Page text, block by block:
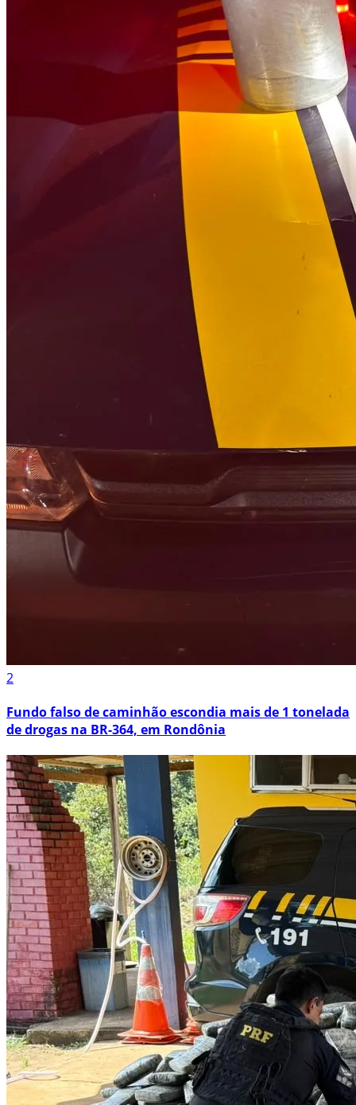
2
Fundo falso de caminhão escondia mais de 1 tonelada
de drogas na BR-364, em Rondônia